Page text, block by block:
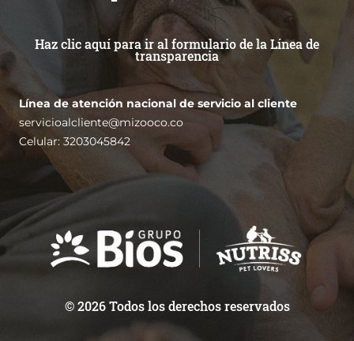
Haz clic aquí para ir al formulario de la Línea de
transparencia
Línea de atención nacional de servicio al cliente
servicioalcliente@mizooco.co
Celular: 3203045842
© 2026 Todos los derechos reservados